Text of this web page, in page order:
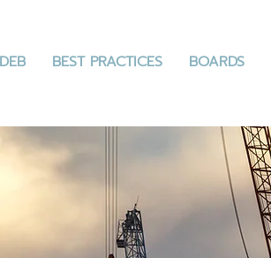
BEST PRACTICES BOARDS